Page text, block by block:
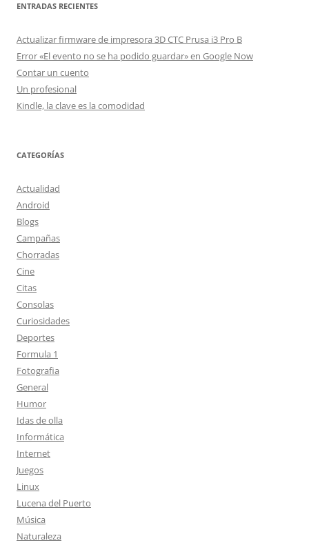
ENTRADAS RECIENTES
Actualizar firmware de impresora 3D CTC Prusa i3 Pro B
Error «El evento no se ha podido guardar» en Google Now
Contar un cuento
Un profesional
Kindle, la clave es la comodidad
CATEGORÍAS
Actualidad
Android
Blogs
Campañas
Chorradas
Cine
Citas
Consolas
Curiosidades
Deportes
Formula 1
Fotografia
General
Humor
Idas de olla
Informática
Internet
Juegos
Linux
Lucena del Puerto
Música
Naturaleza